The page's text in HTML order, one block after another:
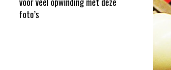
foto’s